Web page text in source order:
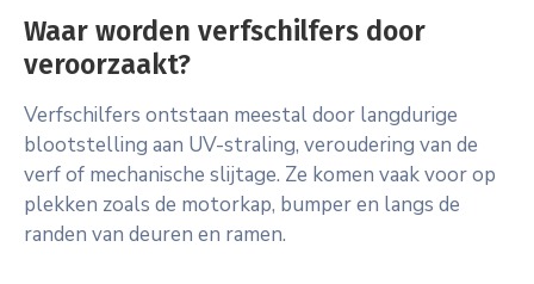
Waar worden verfschilfers door
veroorzaakt?
Verfschilfers ontstaan meestal door langdurige
blootstelling aan UV-straling, veroudering van de
verf of mechanische slijtage. Ze komen vaak voor op
plekken zoals de motorkap, bumper en langs de
randen van deuren en ramen.